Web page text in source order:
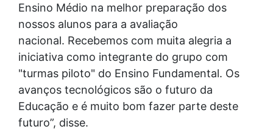
Ensino Médio na melhor preparação dos
nossos alunos para a avaliação
nacional. Recebemos com muita alegria a
iniciativa como integrante do grupo com
"turmas piloto" do Ensino Fundamental. Os
avanços tecnológicos são o futuro da
Educação e é muito bom fazer parte deste
futuro”, disse.